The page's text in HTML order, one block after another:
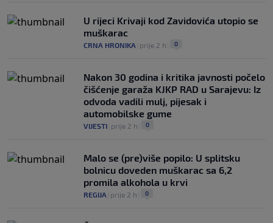
U rijeci Krivaji kod Zavidovića utopio se
muškarac
CRNA HRONIKA prije 2 h 0
Nakon 30 godina i kritika javnosti počelo
čišćenje garaža KJKP RAD u Sarajevu: Iz
odvoda vadili mulj, pijesak i
automobilske gume
VIJESTI prije 2 h 0
Malo se (pre)više popilo: U splitsku
bolnicu doveden muškarac sa 6,2
promila alkohola u krvi
REGIJA prije 2 h 0